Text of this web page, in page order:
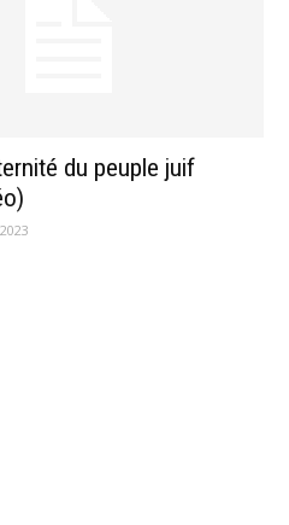
du peuple juif